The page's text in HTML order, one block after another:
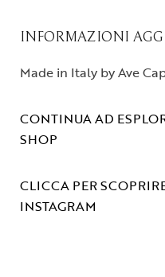
INFORMAZIONI
Made in Italy by Ave
CONTINUA AD
SHOP
CLICCA PER
INSTAGRAM